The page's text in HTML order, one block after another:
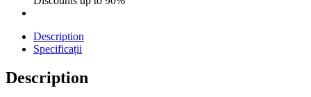
Description
Specificații
Description